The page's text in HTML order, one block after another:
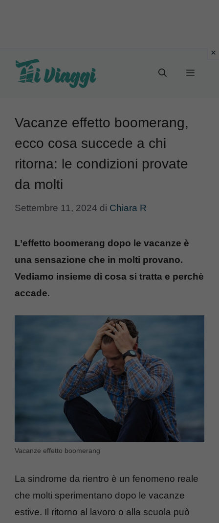
Menu
Vacanze effetto boomerang,
ecco cosa succede a chi
ritorna: le condizioni provate
da molti
Settembre 11, 2024 di Chiara R
L’effetto boomerang dopo le vacanze è
una sensazione che in molti provano.
Vediamo insieme di cosa si tratta e perchè
accade.
Vacanze effetto boomerang
La sindrome da rientro è un fenomeno reale
che molti sperimentano dopo le vacanze
estive. Il ritorno al lavoro o alla scuola può